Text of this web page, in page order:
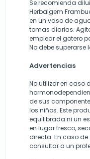
Se recomienda
Herbalgem
en un vaso de
tomas diarias.
emplear el gotero
No debe
Advertencias
No utilizar en caso
de sus
los niños. Este
equilibrada ni un
en lugar fresco,
directa. En caso
consultar a un